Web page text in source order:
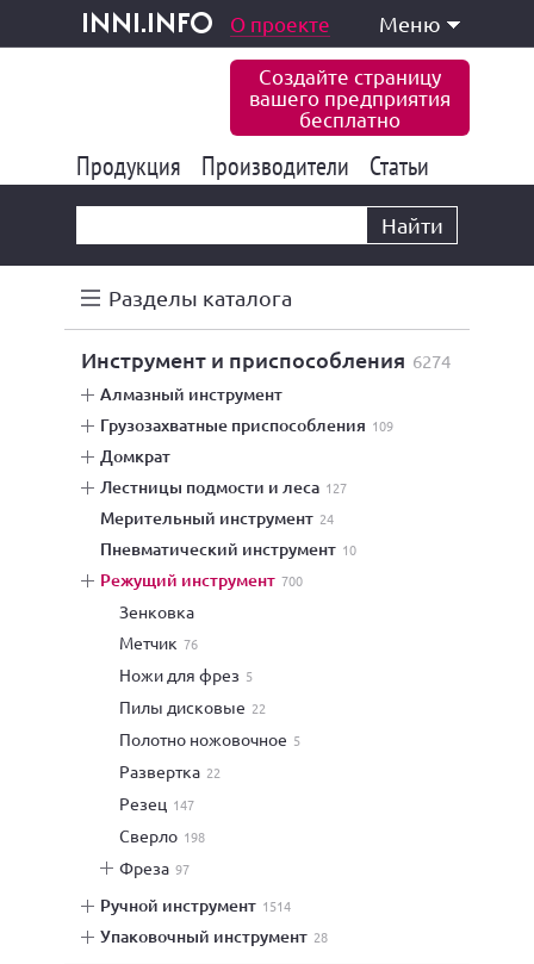
inni.info
и услуги О проекте Меню
Создайте страницу
вашего предприятия
бесплатно
Продукция 177 853
Производители 6 780
Статьи
Найти
Разделы каталога
инструмент и приспособления 6274
алмазный инструмент
грузозахватные приспособления 109
домкрат
лестницы подмости и леса 127
мерительный инструмент 24
пневматический инструмент 10
режущий инструмент 700
зенковка
метчик 76
ножи для фрез 5
пилы дисковые 22
полотно ножовочное 5
развертка 22
резец 147
сверло 198
фреза 97
ручной инструмент 1514
упаковочный инструмент 28